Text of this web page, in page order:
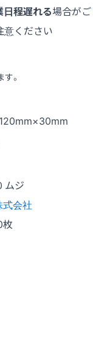
程遅れる場合がご
意ください
。
ムジ
会社